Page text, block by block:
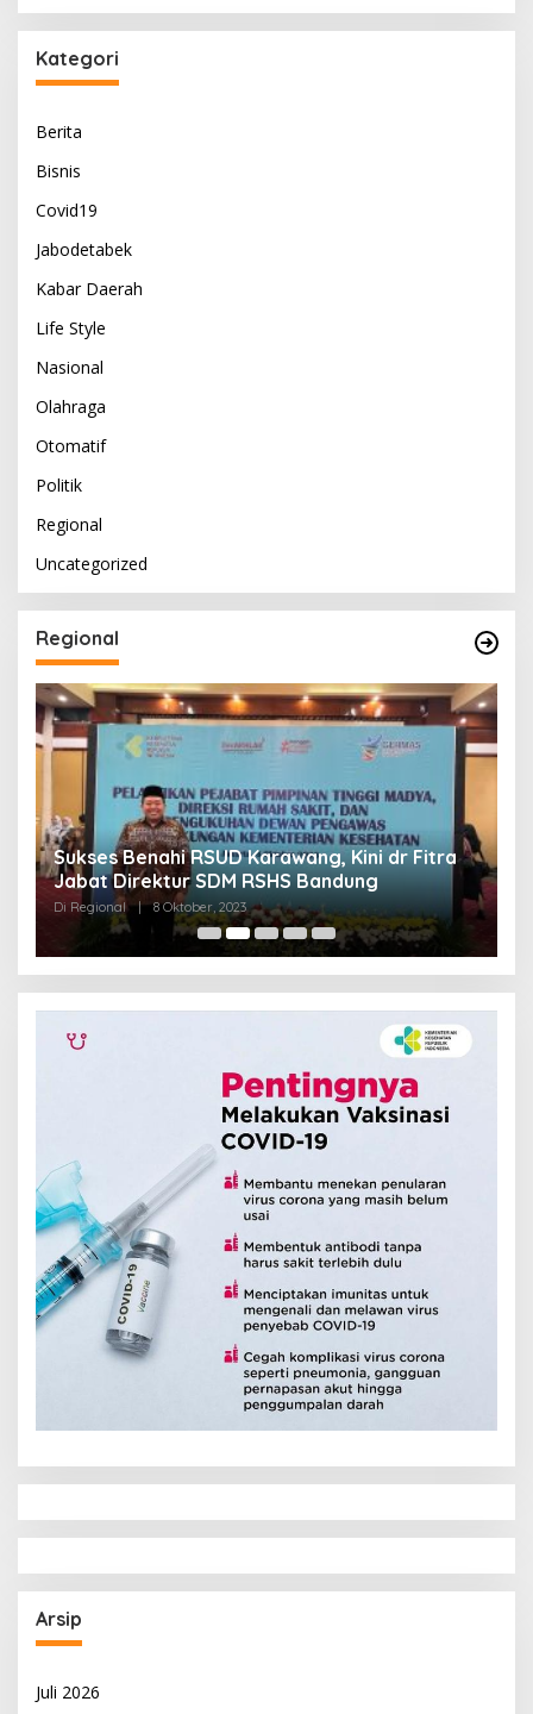
Kategori
Berita
Bisnis
Covid19
Jabodetabek
Kabar Daerah
Life Style
Nasional
Olahraga
Otomatif
Politik
Regional
Uncategorized
Regional
Sukses Benahi RSUD Karawang, Kini dr Fitra
Jabat Direktur SDM RSHS Bandung
Di Regional | 8 Oktober, 2023
Arsip
Juli 2026